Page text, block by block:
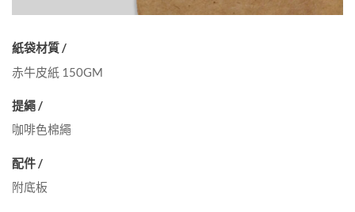
紙袋材質 /
赤牛皮紙 150GM
提繩 /
咖啡色棉繩
配件 /
附底板